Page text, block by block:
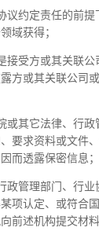
议约定责任的前
域获得；
接受方或其关联
方或其关联公司
或其它法律、行政
要求资料或文件
而透露保密信息；
政管理部门、行
项认定、或符合
前述机构提交材